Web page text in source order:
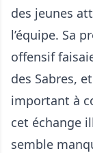
des jeunes
l’équipe. Sa
offensif
des Sabres,
important à
cet échange
semble